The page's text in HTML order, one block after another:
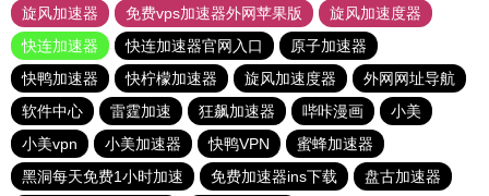
旋风加速器
免费vps加速器外网苹果版
旋风加速度器
快连加速器
快连加速器官网入口
原子加速器
快鸭加速器
快柠檬加速器 旋风加速度器
外网网址导航
软件中心
雷霆加速 狂飙加速器 哔咔漫画
小美
小美vpn
小美加速器 快鸭VPN
蜜蜂加速器
黑洞每天免费1小时加速
免费加速器ins下载
盘古加速器